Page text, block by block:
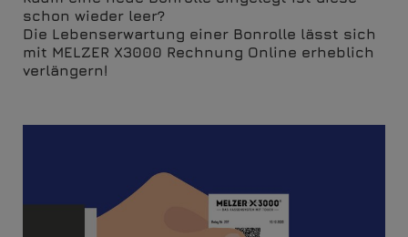
schon wieder leer?
Die Lebenserwartung einer Bonrolle lässt sich
mit MELZER X3000 Rechnung Online erheblich
verlängern!